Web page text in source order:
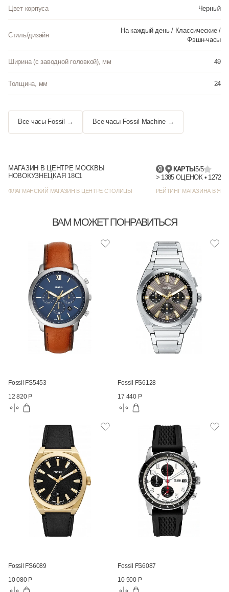
Цвет корпуса Черный
Стиль/дизайн
На каждый день / Классические /
Фэшн-часы
Ширина (с заводной головкой), мм 49
Толщина, мм 24
Все часы Fossil → Все часы Fossil Machine →
МАГАЗИН В ЦЕНТРЕ МОСКВЫ
НОВОКУЗНЕЦКАЯ 18С1
ФЛАГМАНСКИЙ МАГАЗИН В ЦЕНТРЕ СТОЛИЦЫ
КАРТЫ5/5
РЕЙТИНГ МАГАЗИНА В
ВАМ МОЖЕТ ПОНРАВИТЬСЯ
Fossil FS5453
12 820 Р
Fossil FS6128
17 440 Р
Fossil FS6089
10 080 Р
Fossil FS6087
10 500 Р